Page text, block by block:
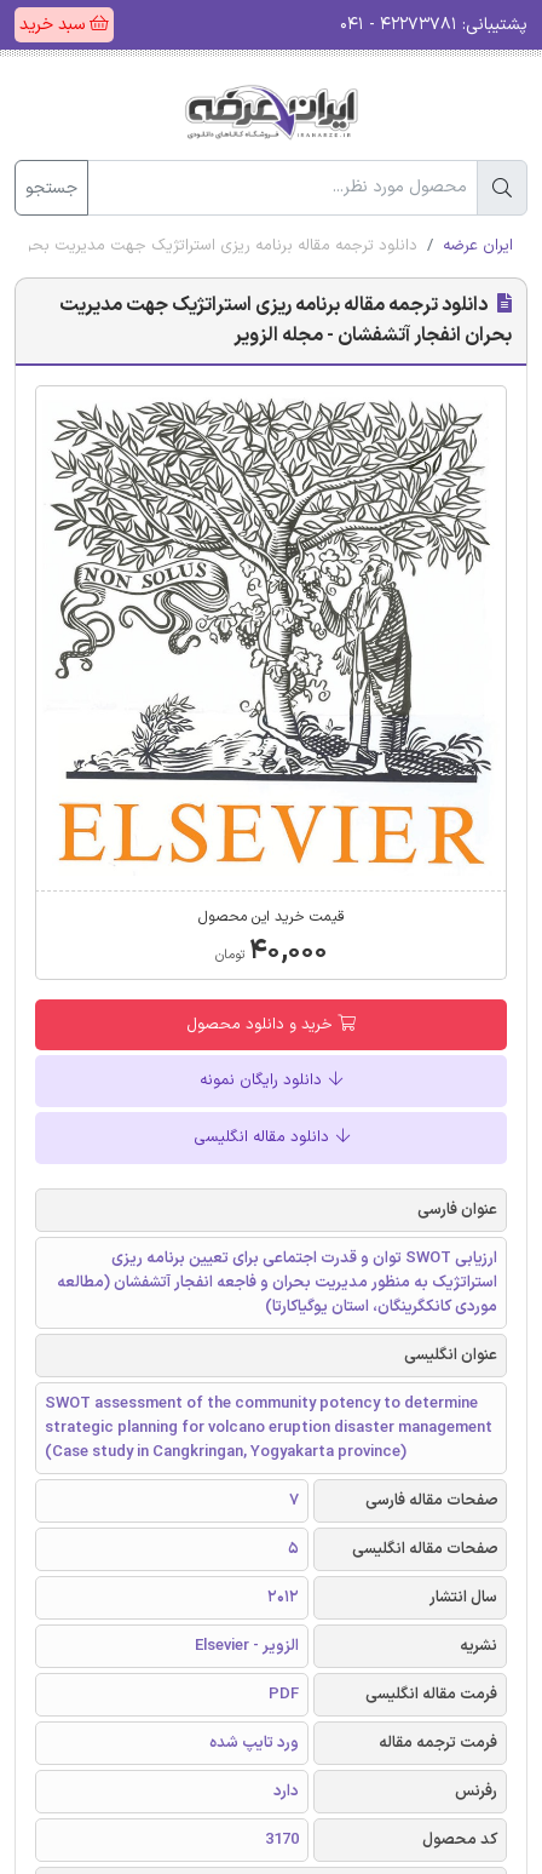
پشتیبانی: سبد خرید
جستجو
ایران عرضه دانلود ترجمه مقاله برنامه ریزی استراتژیک جهت مدیریت بحران
دانلود ترجمه مقاله برنامه ریزی استراتژیک جهت مدیریت
بحران انفجار آتشفشان - مجله الزویر
قیمت خرید این محصول
۴۰,۰۰۰ تومان
خرید و دانلود محصول
دانلود رایگان نمونه
دانلود مقاله انگلیسی
عنوان فارسی
ارزیابی SWOT توان و قدرت اجتماعی برای تعیین برنامه ریزی
استراتژیک به منظور مدیریت بحران و فاجعه انفجار آتشفشان (مطالعه
موردی کانکگرینگان، استان یوگیاکارتا)
عنوان انگلیسی
SWOT assessment of the community potency to determine
strategic planning for volcano eruption disaster management
(Case study in Cangkringan, Yogyakarta province)
صفحات مقاله فارسی
7
صفحات مقاله انگلیسی
5
سال انتشار
2012
نشریه
الزویر - Elsevier
فرمت مقاله انگلیسی
PDF
فرمت ترجمه مقاله
ورد تایپ شده
رفرنس
دارد
کد محصول
3170